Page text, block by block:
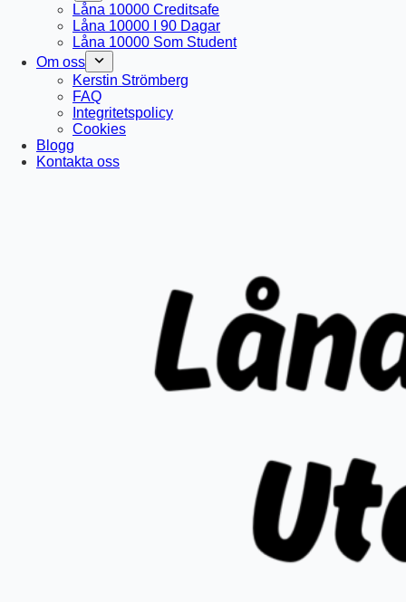
Låna 10000 Creditsafe
Låna 10000 I 90 Dagar
Låna 10000 Som Student
Om oss
Kerstin Strömberg
FAQ
Integritetspolicy
Cookies
Blogg
Kontakta oss